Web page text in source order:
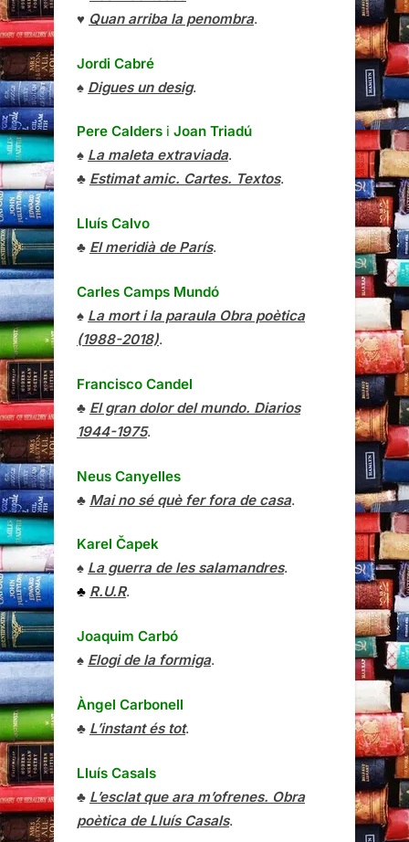
♥ Quan arriba la penombra.
Jordi Cabré
♠ Digues un desig.
Pere Calders i Joan Triadú
♠ La maleta extraviada.
♣ Estimat amic. Cartes. Textos.
Lluís Calvo
♣ El meridià de París.
Carles Camps Mundó
♠ La mort i la paraula Obra poètica
(1988-2018).
Francisco Candel
♣ El gran dolor del mundo. Diarios
1944-1975.
Neus Canyelles
♣ Mai no sé què fer fora de casa.
Karel Čapek
♠ La guerra de les salamandres.
♣ R.U.R.
Joaquim Carbó
♠ Elogi de la formiga.
Àngel Carbonell
♣ L’instant és tot.
Lluís Casals
♣ L’esclat que ara m’ofrenes. Obra
poètica de Lluís Casals.